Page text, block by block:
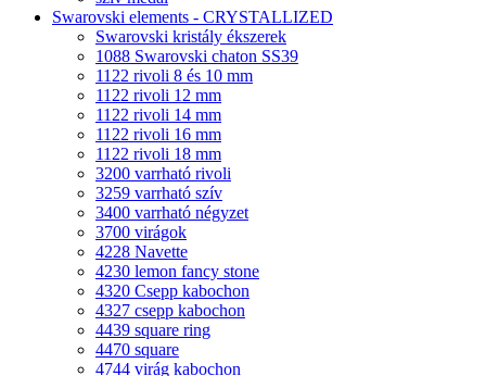
Swarovski elements - CRYSTALLIZED
Swarovski kristály ékszerek
1088 Swarovski chaton SS39
1122 rivoli 8 és 10 mm
1122 rivoli 12 mm
1122 rivoli 14 mm
1122 rivoli 16 mm
1122 rivoli 18 mm
3200 varrható rivoli
3259 varrható szív
3400 varrható négyzet
3700 virágok
4228 Navette
4230 lemon fancy stone
4320 Csepp kabochon
4327 csepp kabochon
4439 square ring
4470 square
4744 virág kabochon